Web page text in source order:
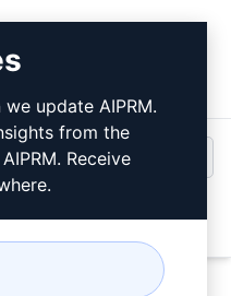
update AIPRM.
from the
Receive